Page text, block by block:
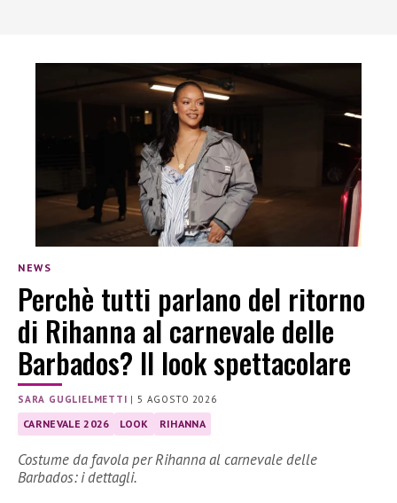
NEWS
Perchè tutti parlano del ritorno
di Rihanna al carnevale delle
Barbados? Il look spettacolare
SARA GUGLIELMETTI |5 AGOSTO 2026
CARNEVALE 2026 LOOK RIHANNA
Costume da favola per Rihanna al carnevale delle
Barbados: i dettagli.